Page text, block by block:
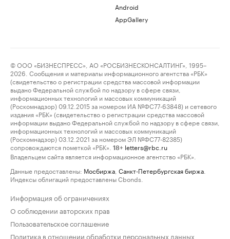
Android
AppGallery
© ООО «БИЗНЕСПРЕСС», АО «РОСБИЗНЕСКОНСАЛТИНГ», 1995–
2026. Сообщения и материалы информационного агентства «РБК»
(свидетельство о регистрации средства массовой информации
выдано Федеральной службой по надзору в сфере связи,
информационных технологий и массовых коммуникаций
(Роскомнадзор) 09.12.2015 за номером ИА №ФС77-63848) и сетевого
издания «РБК» (свидетельство о регистрации средства массовой
информации выдано Федеральной службой по надзору в сфере связи,
информационных технологий и массовых коммуникаций
(Роскомнадзор) 03.12.2021 за номером ЭЛ №ФС77-82385)
сопровождаются пометкой «РБК».
18+ letters@rbc.ru
Владельцем сайта является информационное агентство «РБК».
Данные предоставлены: Мосбиржа Санкт-Петербургская биржа
Индексы облигаций предоставлены Cbonds.
Информация об ограничениях
О соблюдении авторских прав
Пользовательское соглашение
Политика в отношении обработки персональных данных